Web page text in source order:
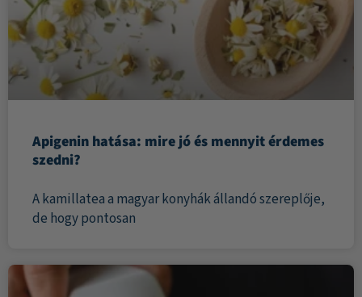
Apigenin hatása: mire jó és mennyit érdemes
szedni?
A kamillatea a magyar konyhák állandó szereplője,
de hogy pontosan